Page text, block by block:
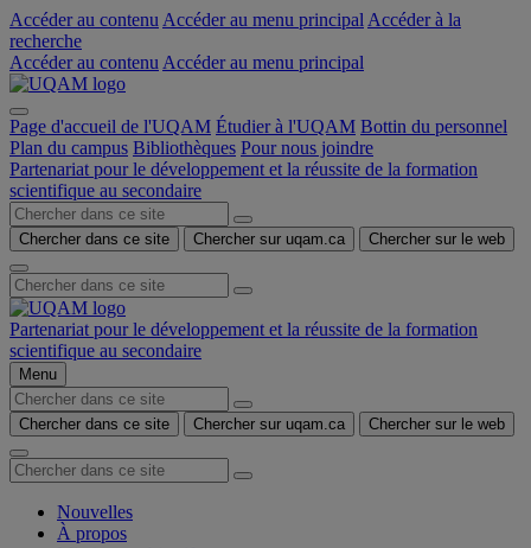
Accéder au contenu Accéder au menu principal Accéder à la
recherche
Accéder au contenu Accéder au menu principal
Page d'accueil de l'UQAM Étudier à l'UQAM Bottin du personnel
Plan du campus Bibliothèques Pour nous joindre
Partenariat pour le développement et la réussite de la formation
scientifique au secondaire
Chercher dans ce site Chercher sur uqam.ca Chercher sur le web
Partenariat pour le développement et la réussite de la formation
scientifique au secondaire
Menu
Chercher dans ce site Chercher sur uqam.ca Chercher sur le web
Nouvelles
À propos